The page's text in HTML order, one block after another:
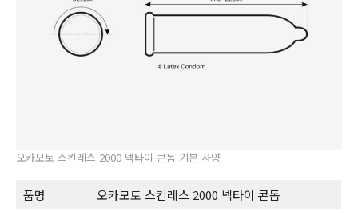
오카모토 스킨레스 2000 넥타이 콘돔 기본 사양
품명
오카모토 스킨레스 2000 넥타이 콘돔